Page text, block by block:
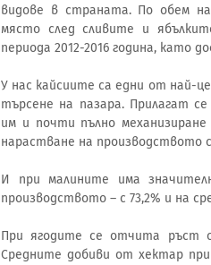
видове в страната. По обем
място след сливите и
периода 2012-2016 година, като
У нас кайсиите са едни от най-
търсене на пазара. Прилагат
им и почти пълно
нарастване на производството
И при малините има
производството – с 73,2% и на
При ягодите се отчита ръст
Средните добиви от хектар при